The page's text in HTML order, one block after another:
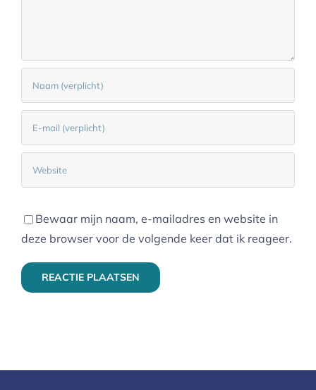
Bewaar mijn naam, e-mailadres en website in
deze browser voor de volgende keer dat ik reageer.